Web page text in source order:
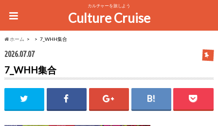
カルチャーを旅しよう
Culture Cruise
ホーム 7_WHH集合
2026.07.07
7_WHH集合